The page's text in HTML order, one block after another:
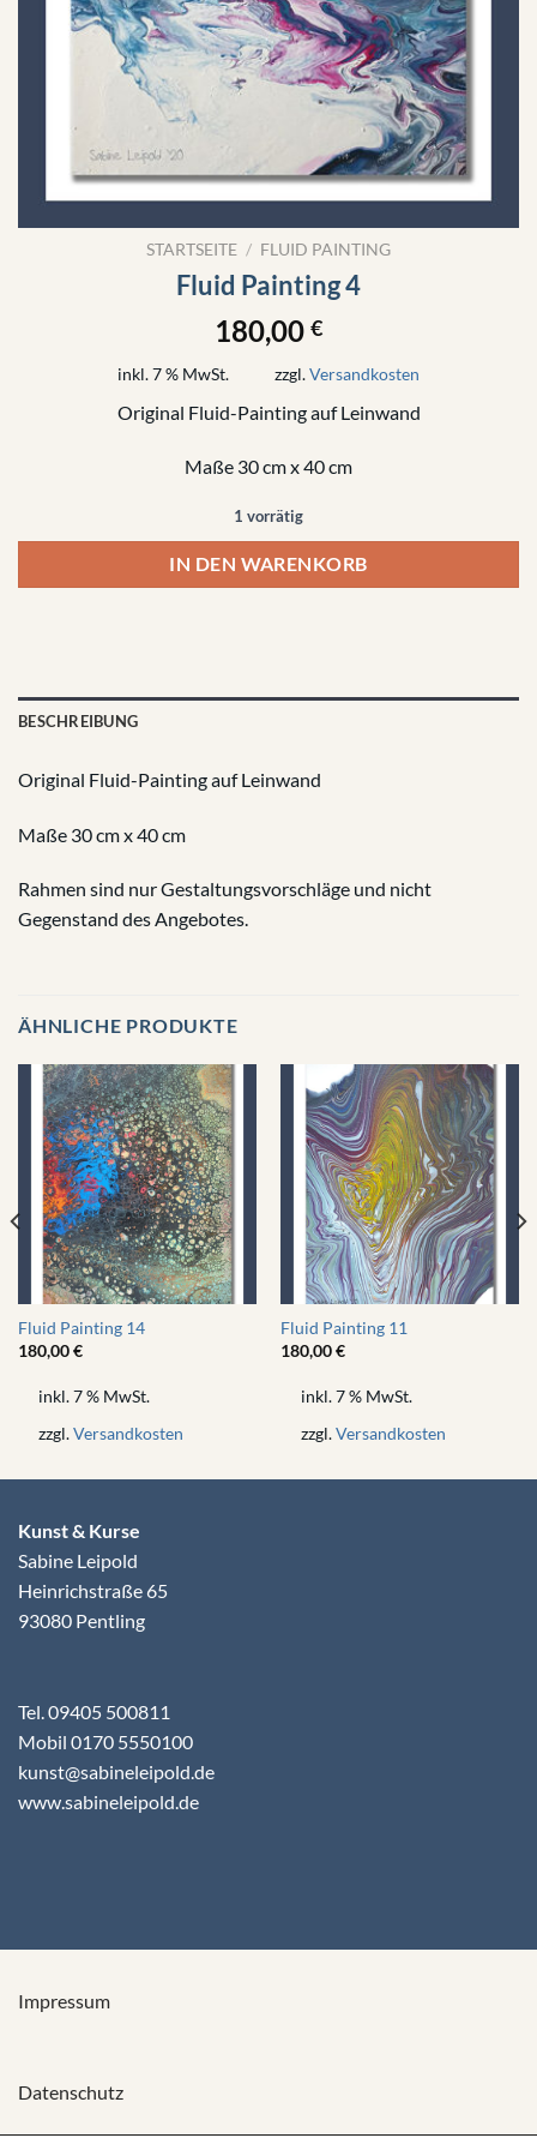
STARTSEITE / FLUID PAINTING
Fluid Painting 4
180,00 €
inkl. 7 % MwSt. zzgl.Versandkosten
Original Fluid-Painting auf Leinwand
Maße 30 cm x 40 cm
1 vorrätig
IN DEN WARENKORB
BESCHREIBUNG
Original Fluid-Painting auf Leinwand
Maße 30 cm x 40 cm
Rahmen sind nur Gestaltungsvorschläge und nicht
Gegenstand des Angebotes.
ÄHNLICHE PRODUKTE
Fluid Painting 14
180,00€
inkl. 7 % MwSt.
zzgl.Versandkosten
Fluid Painting 11
180,00€
inkl. 7 % MwSt.
zzgl.Versandkosten
Kunst & Kurse
Sabine Leipold
Heinrichstraße 65
93080 Pentling
Tel. 09405 500811
Mobil 0170 5550100
kunst@sabineleipold.de
www.sabineleipold.de
Impressum
Datenschutz